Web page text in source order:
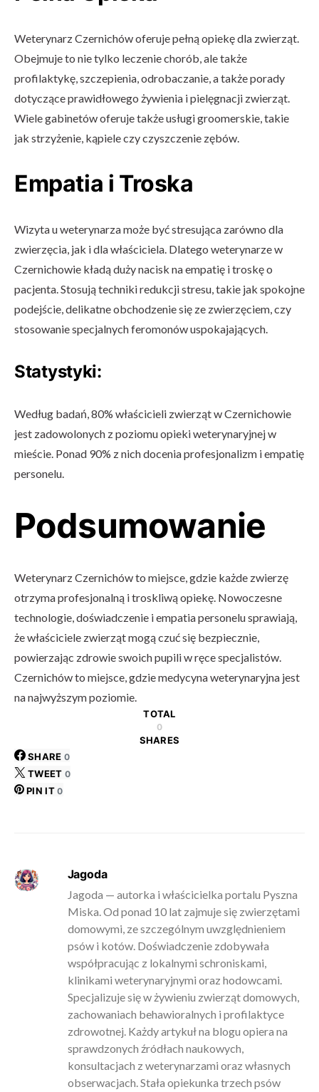
Weterynarz Czernichów oferuje pełną opiekę dla zwierząt.
Obejmuje to nie tylko leczenie chorób, ale także
profilaktykę, szczepienia, odrobaczanie, a także porady
dotyczące prawidłowego żywienia i pielęgnacji zwierząt.
Wiele gabinetów oferuje także usługi groomerskie, takie
jak strzyżenie, kąpiele czy czyszczenie zębów.
Empatia i Troska
Wizyta u weterynarza może być stresująca zarówno dla
zwierzęcia, jak i dla właściciela. Dlatego weterynarze w
Czernichowie kładą duży nacisk na empatię i troskę o
pacjenta. Stosują techniki redukcji stresu, takie jak spokojne
podejście, delikatne obchodzenie się ze zwierzęciem, czy
stosowanie specjalnych feromonów uspokajających.
Statystyki:
Według badań, 80% właścicieli zwierząt w Czernichowie
jest zadowolonych z poziomu opieki weterynaryjnej w
mieście. Ponad 90% z nich docenia profesjonalizm i empatię
personelu.
Podsumowanie
Weterynarz Czernichów to miejsce, gdzie każde zwierzę
otrzyma profesjonalną i troskliwą opiekę. Nowoczesne
technologie, doświadczenie i empatia personelu sprawiają,
że właściciele zwierząt mogą czuć się bezpiecznie,
powierzając zdrowie swoich pupili w ręce specjalistów.
Czernichów to miejsce, gdzie medycyna weterynaryjna jest
na najwyższym poziomie.
TOTAL
0
SHARES
SHARE 0
TWEET 0
PIN IT 0
Jagoda
Jagoda — autorka i właścicielka portalu Pyszna
Miska. Od ponad 10 lat zajmuje się zwierzętami
domowymi, ze szczególnym uwzględnieniem
psów i kotów. Doświadczenie zdobywała
współpracując z lokalnymi schroniskami,
klinikami weterynaryjnymi oraz hodowcami.
Specjalizuje się w żywieniu zwierząt domowych,
zachowaniach behawioralnych i profilaktyce
zdrowotnej. Każdy artykuł na blogu opiera na
sprawdzonych źródłach naukowych,
konsultacjach z weterynarzami oraz własnych
obserwacjach. Stała opiekunka trzech psów